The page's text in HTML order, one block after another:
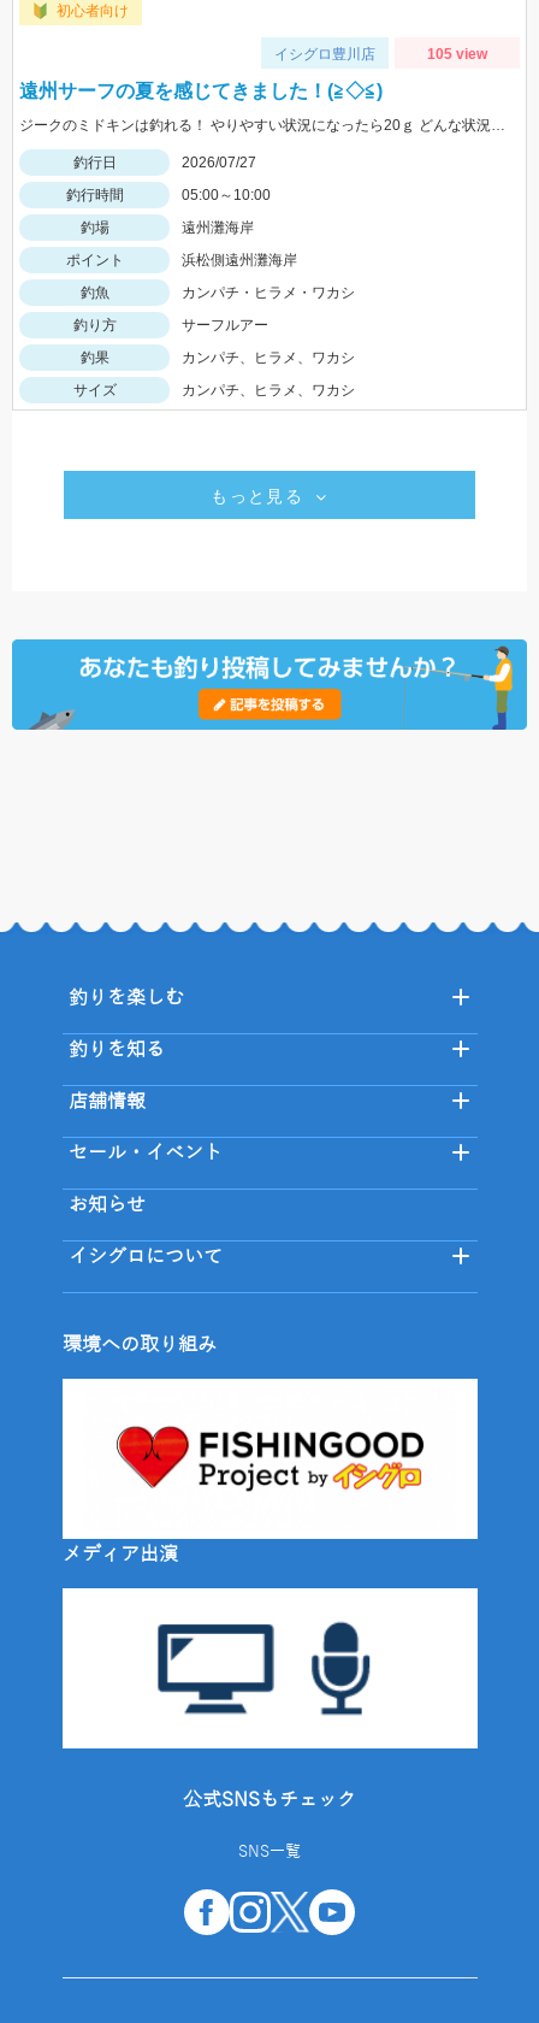
初心者向け
イシグロ豊川店 105 view
遠州サーフの夏を感じてきました！(≧◇≦)
ジークのミドキンは釣れる！ やりやすい状況になったら20ｇ どんな状況でも100ｍ以上飛ばすなら 40ｇがおすすめ
釣行日
2026/07/27
釣行時間
05:00～10:00
釣場
遠州灘海岸
ポイント
浜松側遠州灘海岸
釣魚
カンパチ・ヒラメ・ワカシ
釣り方
サーフルアー
釣果
カンパチ、ヒラメ、ワカシ
サイズ
カンパチ、ヒラメ、ワカシ
もっと見る
釣りを楽しむ
釣りを知る
店舗情報
セール・イベント
お知らせ
イシグロについて
環境への取り組み
メディア出演
公式SNSもチェック
SNS一覧